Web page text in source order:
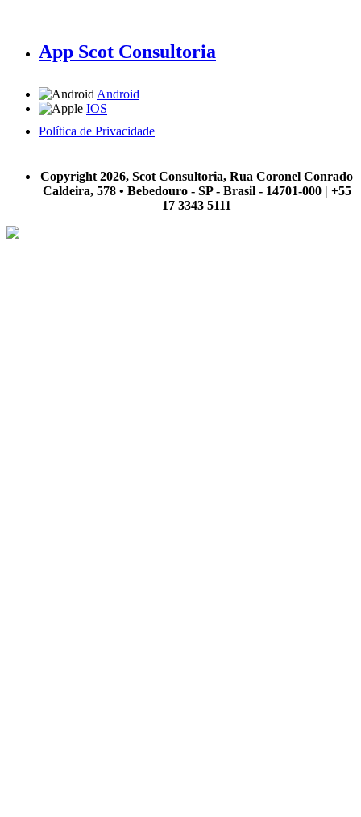
App Scot Consultoria
Android
IOS
Política de Privacidade
Copyright 2026, Scot Consultoria, Rua Coronel Conrado
Caldeira, 578 • Bebedouro - SP - Brasil - 14701-000 | +55
17 3343 5111